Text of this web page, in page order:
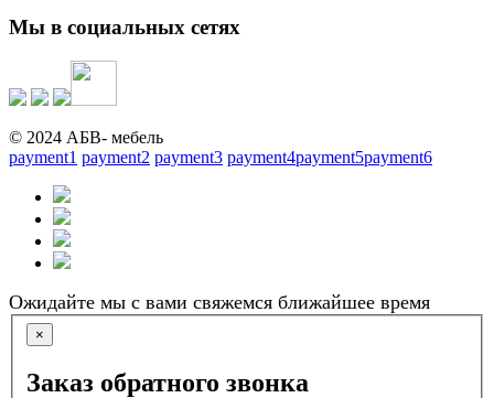
Мы в социальных сетях
© 2024 АБВ- мебель
payment1 payment2 payment3 payment4payment5payment6
Ожидайте мы с вами свяжемся ближайшее время
×
Заказ обратного звонка